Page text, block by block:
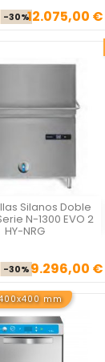
Precio base
-30% Precio
12.075,00 €
Silanos Doble
N-1300 EVO 2
HY-NRG
Precio base
-30% Precio
9.296,00 €

rápida
mm